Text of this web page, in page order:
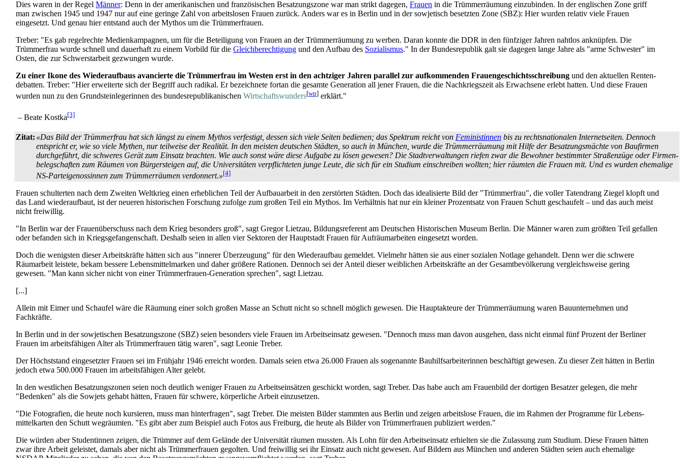
Dies waren in der Regel Männer: Denn in der amerikanischen und französischen Besatzungszone war man strikt dagegen, Frauen in die Trümmer­räumung einzubinden. In der englischen Zone griff
man zwischen 1945 und 1947 nur auf eine geringe Zahl von arbeitslosen Frauen zurück. Anders war es in Berlin und in der sowjetisch besetzten Zone (SBZ): Hier wurden relativ viele Frauen
eingesetzt. Und genau hier entstand auch der Mythos um die Trümmer­frauen.
Treber: "Es gab regelrechte Medien­kampagnen, um für die Beteiligung von Frauen an der Trümmer­räumung zu werben. Daran konnte die DDR in den fünfziger Jahren nahtlos anknüpfen. Die
Trümmerfrau wurde schnell und dauerhaft zu einem Vorbild für die Gleichberechtigung und den Aufbau des Sozialismus." In der Bundesrepublik galt sie dagegen lange Jahre als "arme Schwester" im
Osten, die zur Schwerst­arbeit gezwungen wurde.
Zu einer Ikone des Wiederaufbaus avancierte die Trümmerfrau im Westen erst in den achtziger Jahren parallel zur aufkommenden Frauen­geschichts­schreibung und den aktuellen Renten­
debatten. Treber: "Hier erweiterte sich der Begriff auch radikal. Er bezeichnete fortan die gesamte Generation all jener Frauen, die die Nachkriegszeit als Erwachsene erlebt hatten. Und diese Frauen
wurden nun zu den Grund­stein­legerinnen des bundes­republikanischen Wirtschafts­wunders[wp] erklärt."
– Beate Kostka[3]
Zitat: «Das Bild der Trümmerfrau hat sich längst zu einem Mythos verfestigt, dessen sich viele Seiten bedienen; das Spektrum reicht von Feministinnen bis zu rechtsnationalen Internet­seiten. Dennoch
entspricht er, wie so viele Mythen, nur teilweise der Realität. In den meisten deutschen Städten, so auch in München, wurde die Trümmer­räumung mit Hilfe der Besatzungs­mächte von Baufirmen
durchgeführt, die schweres Gerät zum Einsatz brachten. Wie auch sonst wäre diese Aufgabe zu lösen gewesen? Die Stadt­ver­waltungen riefen zwar die Bewohner bestimmter Straßenzüge oder Firmen­
belegschaften zum Räumen von Bürger­steigen auf, die Universitäten verpflichteten junge Leute, die sich für ein Studium einschreiben wollten; hier räumten die Frauen mit. Und es wurden ehemalige
NS-Partei­genossinnen zum Trümmer­räumen verdonnert.»[4]
Frauen schulterten nach dem Zweiten Weltkrieg einen erheblichen Teil der Aufbauarbeit in den zerstörten Städten. Doch das idealisierte Bild der "Trümmerfrau", die voller Tatendrang Ziegel klopft und
das Land wiederaufbaut, ist der neueren historischen Forschung zufolge zum großen Teil ein Mythos. Im Verhältnis hat nur ein kleiner Prozentsatz von Frauen Schutt geschaufelt – und das auch meist
nicht freiwillig.
"In Berlin war der Frauenüberschuss nach dem Krieg besonders groß", sagt Gregor Lietzau, Bildungsreferent am Deutschen Historischen Museum Berlin. Die Männer waren zum größten Teil gefallen
oder befanden sich in Kriegs­gefangen­schaft. Deshalb seien in allen vier Sektoren der Hauptstadt Frauen für Aufräumarbeiten eingesetzt worden.
Doch die wenigsten dieser Arbeitskräfte hätten sich aus "innerer Überzeugung" für den Wiederaufbau gemeldet. Vielmehr hätten sie aus einer sozialen Notlage gehandelt. Denn wer die schwere
Räumarbeit leistete, bekam bessere Lebens­mittel­marken und daher größere Rationen. Dennoch sei der Anteil dieser weiblichen Arbeits­kräfte an der Gesamt­bevölkerung vergleichsweise gering
gewesen. "Man kann sicher nicht von einer Trümmer­frauen-Generation sprechen", sagt Lietzau.
[...]
Allein mit Eimer und Schaufel wäre die Räumung einer solch großen Masse an Schutt nicht so schnell möglich gewesen. Die Haupt­akteure der Trümmer­räumung waren Bau­unter­nehmen und
Fachkräfte.
In Berlin und in der sowjetischen Besatzungs­zone (SBZ) seien besonders viele Frauen im Arbeits­einsatz gewesen. "Dennoch muss man davon ausgehen, dass nicht einmal fünf Prozent der Berliner
Frauen im arbeits­fähigen Alter als Trümmerfrauen tätig waren", sagt Leonie Treber.
Der Höchststand eingesetzter Frauen sei im Frühjahr 1946 erreicht worden. Damals seien etwa 26.000 Frauen als sogenannte Bau­hilfs­arbeiterinnen beschäftigt gewesen. Zu dieser Zeit hätten in Berlin
jedoch etwa 500.000 Frauen im arbeits­fähigen Alter gelebt.
In den westlichen Besatzungs­zonen seien noch deutlich weniger Frauen zu Arbeits­einsätzen geschickt worden, sagt Treber. Das habe auch am Frauenbild der dortigen Besatzer gelegen, die mehr
"Bedenken" als die Sowjets gehabt hätten, Frauen für schwere, körperliche Arbeit einzusetzen.
"Die Fotografien, die heute noch kursieren, muss man hinter­fragen", sagt Treber. Die meisten Bilder stammten aus Berlin und zeigen arbeitslose Frauen, die im Rahmen der Programme für Lebens­
mittel­karten den Schutt wegräumten. "Es gibt aber zum Beispiel auch Fotos aus Freiburg, die heute als Bilder von Trümmer­frauen publiziert werden."
Die würden aber Studentinnen zeigen, die Trümmer auf dem Gelände der Universität räumen mussten. Als Lohn für den Arbeits­einsatz erhielten sie die Zulassung zum Studium. Diese Frauen hätten
zwar ihre Arbeit geleistet, damals aber nicht als Trümmer­frauen gegolten. Und freiwillig sei ihr Einsatz auch nicht gewesen. Auf Bildern aus München und anderen Städten seien auch ehemalige